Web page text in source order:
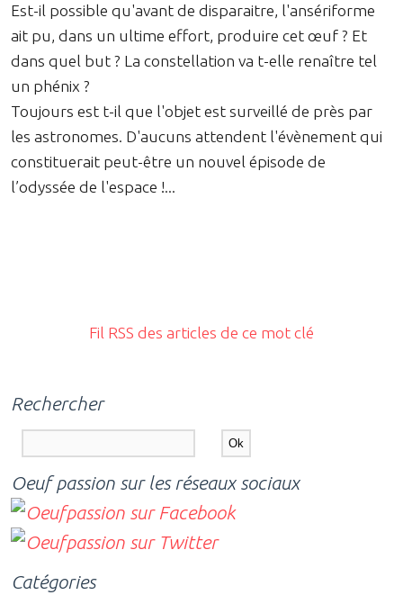
Est-il possible qu'avant de disparaitre, l'ansériforme
ait pu, dans un ultime effort, produire cet œuf ? Et
dans quel but ? La constellation va t-elle renaître tel
un phénix ?
Toujours est t-il que l'objet est surveillé de près par
les astronomes. D'aucuns attendent l'évènement qui
constituerait peut-être un nouvel épisode de
l’odyssée de l'espace !...
Fil RSS des articles de ce mot clé
Rechercher
Oeuf passion sur les réseaux sociaux
Catégories